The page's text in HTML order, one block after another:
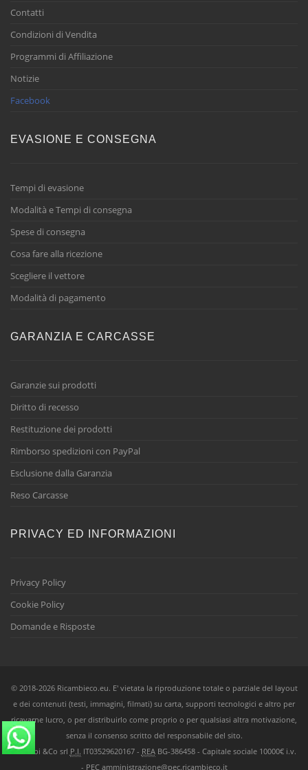
Contatti
Condizioni di Vendita
Programmi di Affiliazione
Notizie
Facebook
EVASIONE E CONSEGNA
Tempi di evasione
Modalità e Tempi di consegna
Spese di consegna
Cosa fare alla ricezione
Scegliere il vettore
Modalità di pagamento
GARANZIA E CARCASSE
Garanzie sui prodotti
Diritto di recesso
Restituzione dei prodotti
Rimborso spedizioni con PayPal
Esclusione dalla Garanzia
Reso Carcasse
PRIVACY ED INFORMAZIONI
Privacy Policy
Cookie Policy
Domande e Risposte
© 2018-2026 Ricambieco.eu. E' vietata la riproduzione totale o parziale del layout
e dei contenuti (testi, immagini, filmati) su carta, supporti tecnologici e altro per
ricavarne lucro, o per distribuirlo come proprio o per qualsiasi altra motivazione,
senza il consenso scritto del responsabile del sito.
Ricambi &Co srl P.I. IT03529620167 - REABG-386458 - Capitale sociale 10000€ i.v.
- PECamministrazione@pec.ricambieco.it